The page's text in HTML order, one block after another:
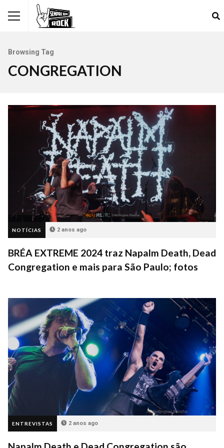
Browsing Tag
CONGREGATION
NOTÍCIAS 2 anos ago
BRÉA EXTREME 2024 traz Napalm Death, Dead
Congregation e mais para São Paulo; fotos
ENTREVISTAS 2 anos ago